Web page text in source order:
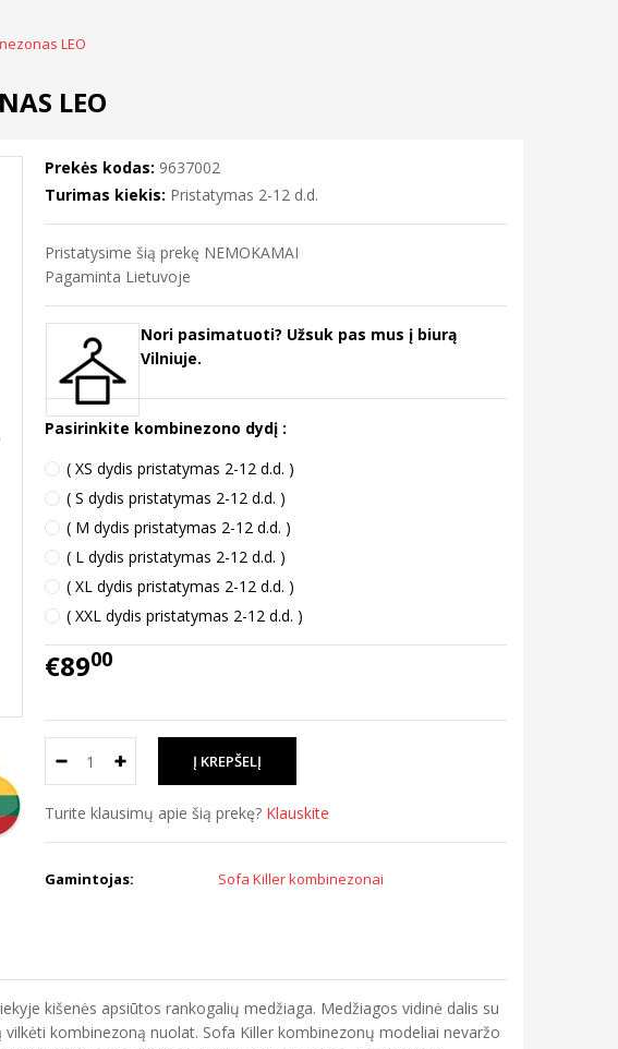
LEO
LEO
Prekės kodas: 9637002
Turimas kiekis: Pristatymas 2-12 d.d.
Pristatysime šią prekę NEMOKAMAI
Pagaminta Lietuvoje
Nori pasimatuoti? Užsuk pas mus į biurą
Vilniuje.
Pasirinkite kombinezono dydį :
( XS dydis pristatymas 2-12 d.d. )
( S dydis pristatymas 2-12 d.d. )
( M dydis pristatymas 2-12 d.d. )
( L dydis pristatymas 2-12 d.d. )
( XL dydis pristatymas 2-12 d.d. )
( XXL dydis pristatymas 2-12 d.d. )
€8900
Turite klausimų apie šią prekę? Klauskite
Gamintojas: Sofa Killer kombinezonai
kišenės apsiūtos rankogalių medžiaga. Medžiagos vidinė dalis su
kombinezoną nuolat. Sofa Killer kombinezonų modeliai nevaržo